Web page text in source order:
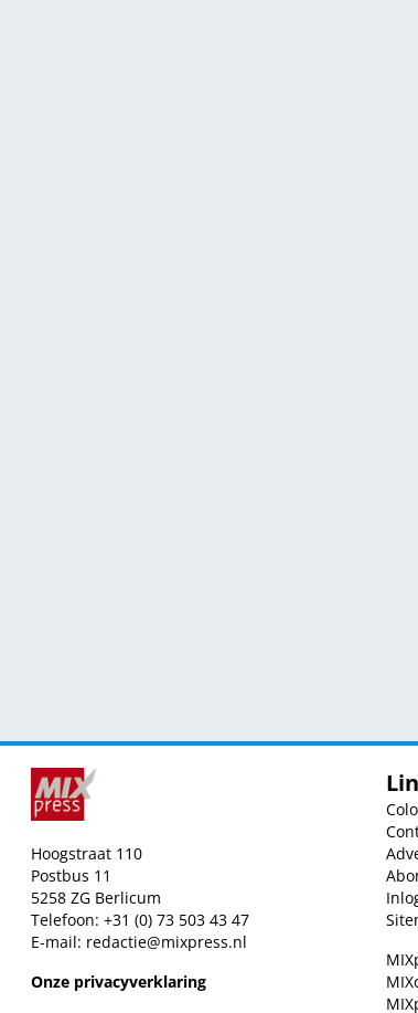
Hoogstraat 110
Postbus 11
5258 ZG Berlicum
Telefoon: +31 (0) 73 503 43 47
E-mail: redactie@mixpress.nl
Onze privacyverklaring